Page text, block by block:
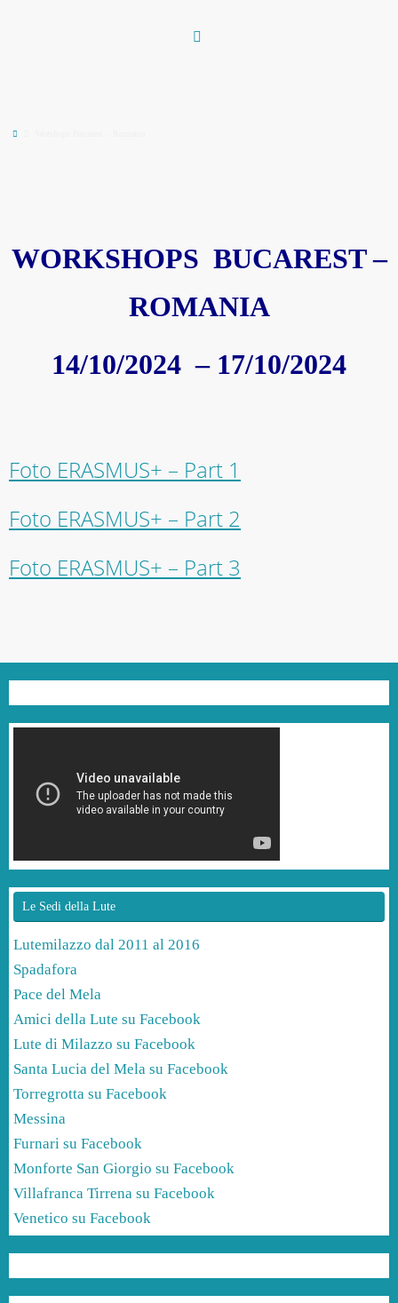
WORKSHOPS BUCAREST –
ROMANIA
14/10/2024 – 17/10/2024
Foto ERASMUS+ – Part 1
Foto ERASMUS+ – Part 2
Foto ERASMUS+ – Part 3
Le Sedi della Lute
Lutemilazzo dal 2011 al 2016
Spadafora
Pace del Mela
Amici della Lute su Facebook
Lute di Milazzo su Facebook
Santa Lucia del Mela su Facebook
Torregrotta su Facebook
Messina
Furnari su Facebook
Monforte San Giorgio su Facebook
Villafranca Tirrena su Facebook
Venetico su Facebook